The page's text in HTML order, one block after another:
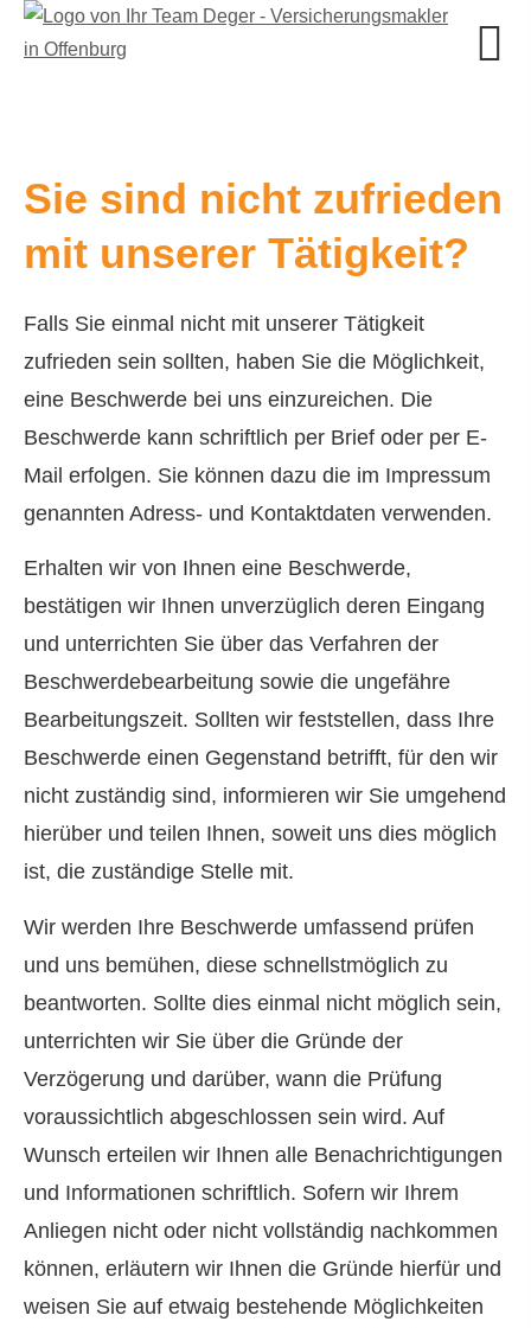
Sie sind nicht zufrieden
mit unserer Tätigkeit?
Falls Sie einmal nicht mit unserer Tätigkeit
zufrieden sein sollten, haben Sie die Möglichkeit,
eine Beschwerde bei uns einzureichen. Die
Beschwerde kann schriftlich per Brief oder per E-
Mail erfolgen. Sie können dazu die im Impressum
genannten Adress- und Kontaktdaten verwenden.
Erhalten wir von Ihnen eine Beschwerde,
bestätigen wir Ihnen unverzüglich deren Eingang
und unterrichten Sie über das Verfahren der
Beschwerdebearbeitung sowie die ungefähre
Bearbeitungszeit. Sollten wir feststellen, dass Ihre
Beschwerde einen Gegenstand betrifft, für den wir
nicht zuständig sind, informieren wir Sie umgehend
hierüber und teilen Ihnen, soweit uns dies möglich
ist, die zuständige Stelle mit.
Wir werden Ihre Beschwerde umfassend prüfen
und uns bemühen, diese schnellstmöglich zu
beantworten. Sollte dies einmal nicht möglich sein,
unterrichten wir Sie über die Gründe der
Verzögerung und darüber, wann die Prüfung
voraussichtlich abgeschlossen sein wird. Auf
Wunsch erteilen wir Ihnen alle Benachrichtigungen
und Informationen schriftlich. Sofern wir Ihrem
Anliegen nicht oder nicht vollständig nachkommen
können, erläutern wir Ihnen die Gründe hierfür und
weisen Sie auf etwaig bestehende Möglichkeiten